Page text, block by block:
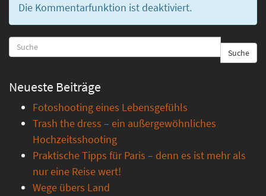
Die Kommentarfunktion ist deaktiviert.
Suche
Neueste Beiträge
Fotoshooting eines Lebensgefühls
Trash the dress – ein außergewöhnliches
Hochzeitsshooting
Praktische Tipps für Paris – denn es ist mehr als
nur eine Reise wert!
Wege übers Land